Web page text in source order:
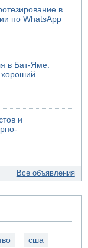
в
по WhatsApp
в Бат-Яме:
хороший
и
Все объявления
сша